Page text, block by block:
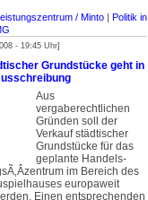
/ Minto | Politik in
- 19:45 Uhr]
Grundstücke geht in
Aus
vergaberechtlichen
Gründen soll der
Verkauf städtischer
Grundstücke für das
geplante Handels-
im Bereich des
europa­­weit
Einen entsprechenden